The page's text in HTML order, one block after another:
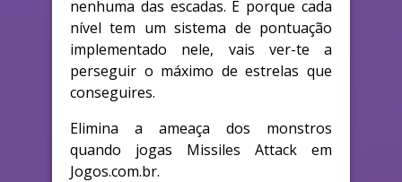
nenhuma das escadas. E porque cada
nível tem um sistema de pontuação
implementado nele, vais ver-te a
perseguir o máximo de estrelas que
conseguires.
Elimina a ameaça dos monstros
quando jogas Missiles Attack em
Jogos.com.br.